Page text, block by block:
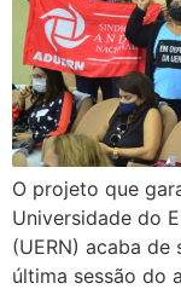
O projeto que
Universidade do
(UERN) acaba
última sessão do